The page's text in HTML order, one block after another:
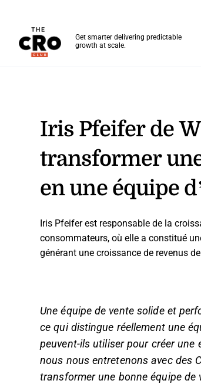
Get smarter delivering predictable
growth at scale.
Iris Pfeifer de
transformer
en une équipe
Iris Pfeifer est responsable de la
consommateurs, où elle a constitué
générant une croissance de revenus
Une équipe de vente solide et
ce qui distingue réellement une
peuvent-ils utiliser pour créer une
nous nous entretenons avec des
transformer une bonne équipe de